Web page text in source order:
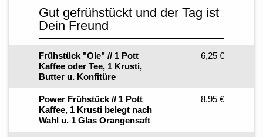
Gut gefrühstückt und der Tag ist
Dein Freund
Frühstück "Ole" // 1 Pott
Kaffee oder Tee, 1 Krusti,
Butter u. Konfitüre
6,25 €
Power Frühstück // 1 Pott
Kaffee, 1 Krusti belegt nach
Wahl u. 1 Glas Orangensaft
8,95 €